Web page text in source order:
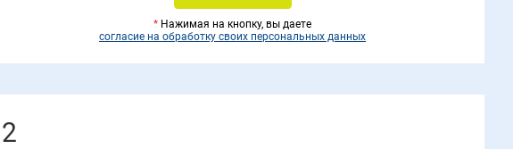
* Нажимая на кнопку, вы даете
согласие на обработку своих персональных данных